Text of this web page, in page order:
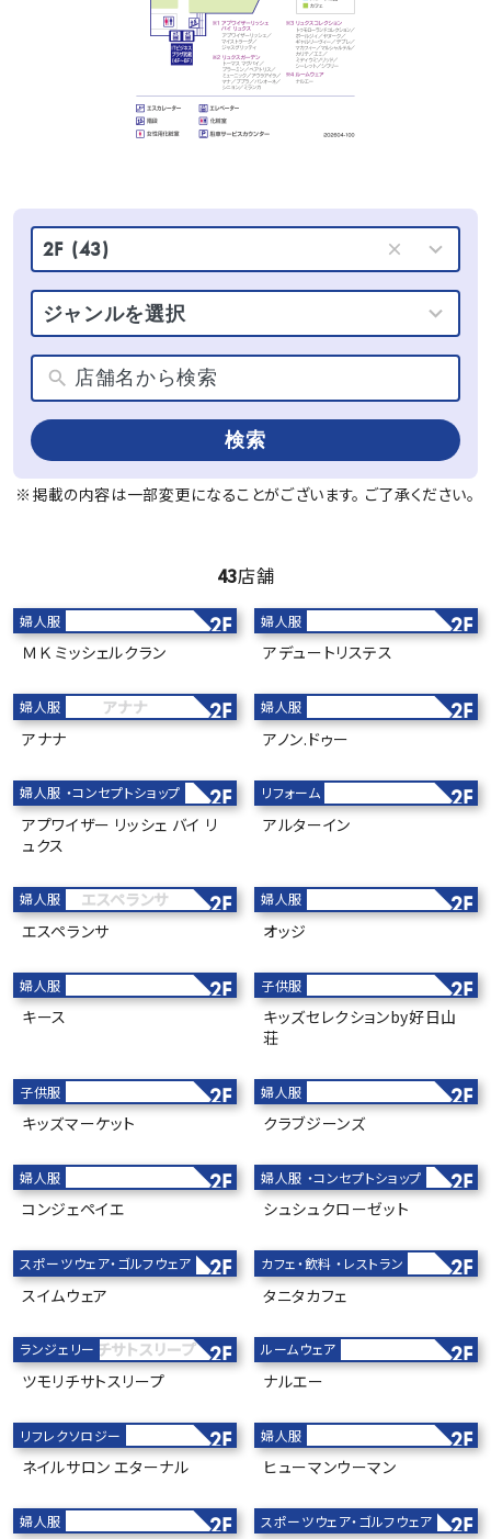
2F (43)
10
results
available
ジャンルを選択
12
results
available
検索
※掲載の内容は一部変更になることがございます。 ご了承ください。
43店舗
2F
婦人服
ＭＫ ミッシェルクラン
2F
婦人服
アデュートリステス
アナナ 2F
婦人服
アナナ
2F
婦人服
アノン.ドゥー
2F
婦人服 コンセプトショップ
アプワイザー リッシェ バイ リ
ュクス
2F
リフォーム
アルターイン
エスペランサ 2F
婦人服
エスペランサ
2F
婦人服
オッジ
2F
婦人服
キース
2F
子供服
キッズセレクションby好日山
荘
2F
子供服
キッズマーケット
2F
婦人服
クラブジーンズ
2F
婦人服
コンジェペイエ
2F
婦人服 コンセプトショップ
シュシュクローゼット
スイムウェア 2F
スポーツウェア・ゴルフウェア
スイムウェア
2F
カフェ・飲料 レストラン
タニタカフェ
ツモリチサトスリープ 2F
ランジェリー
ツモリチサトスリープ
2F
ルームウェア
ナルエー
2F
リフレクソロジー
ネイルサロン エターナル
2F
婦人服
ヒューマンウーマン
2F
婦人服 フィットネスウェア 2F
スポーツウェア・ゴルフウェア